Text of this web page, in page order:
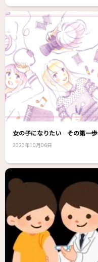
女の子になりたい その第一歩
2020年10月06日